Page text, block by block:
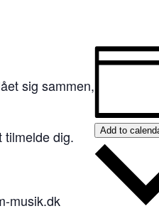
sig sammen,
tilmelde dig.
musik.dk
Add to